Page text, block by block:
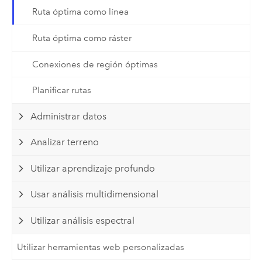
Ruta óptima como línea
Ruta óptima como ráster
Conexiones de región óptimas
Planificar rutas
Administrar datos
Analizar terreno
Utilizar aprendizaje profundo
Usar análisis multidimensional
Utilizar análisis espectral
Utilizar herramientas web personalizadas